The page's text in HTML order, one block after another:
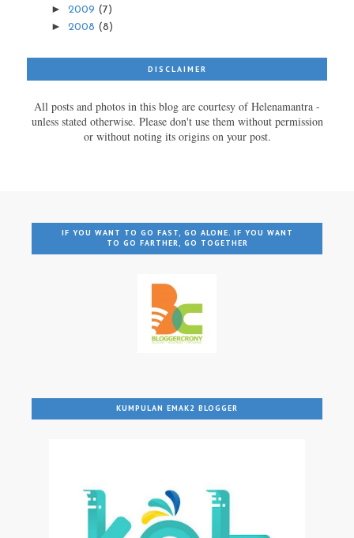
► 2009 (7)
► 2008 (8)
DISCLAIMER
All posts and photos in this blog are courtesy of Helenamantra -
unless stated otherwise. Please don't use them without permission
or without noting its origins on your post.
IF YOU WANT TO GO FAST, GO ALONE. IF YOU WANT
TO GO FARTHER, GO TOGETHER
KUMPULAN EMAK2 BLOGGER